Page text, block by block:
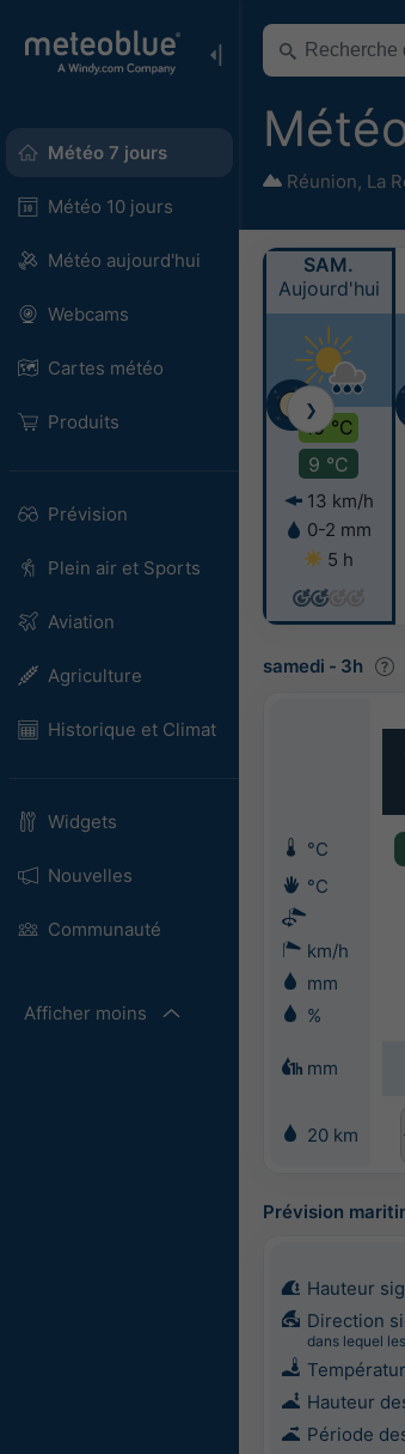
Météo 7 jours
Météo 10 jours
Météo aujourd'hui
Webcams
Cartes météo
Produits
Prévision
Plein air et Sports
Aviation
Agriculture
Historique et Climat
Widgets
Nouvelles
Communauté
Afficher moins
Réunion, La
SAM.
Aujourd'hui
15 °C
9 °C
13 km/h
0-2 mm
5 h
❯
samedi - 3h
°C
°C
km/h
mm
%
mm
20 km
Prévision
Hauteur
Direction
dans lequel
Hauteur
Période